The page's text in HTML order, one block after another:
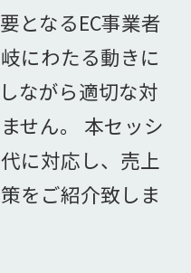
となるEC事業者
にわたる動きに
ながら適切な対
せん。 本セッシ
に対応し、売上
をご紹介致しま